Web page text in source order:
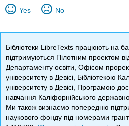
Yes No
Бібліотеки LibreTexts працюють на
підтримуються Пілотним проектом
Департаменту освіти, Офісом
університету в Девісі, Бібліотекою
університету в Девісі, Програмою
навчання Каліфорнійського
Ми також визнаємо попередню
наукового фонду під номерами